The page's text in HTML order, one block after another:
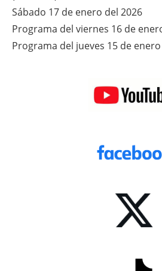
Sábado 17 de enero del 2026
Programa del viernes 16 de
Programa del jueves 15 de enero